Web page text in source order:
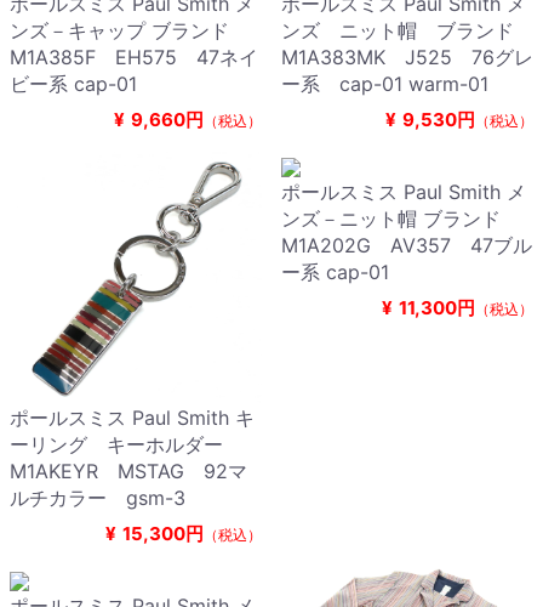
ンズ－キャップ ブランド
M1A385F EH575 47ネイ
ビー系 cap-01
¥ 9,660円 （税込）
ンズ ニット帽 ブランド
M1A383MK J525 76グレ
ー系 cap-01 warm-01
¥ 9,530円 （税込）
ポールスミス Paul Smith キ
ーリング キーホルダー
M1AKEYR MSTAG 92マ
ルチカラー gsm-3
¥ 15,300円 （税込）
ポールスミス Paul Smith メ
ンズ－ニット帽 ブランド
M1A202G AV357 47ブル
ー系 cap-01
¥ 11,300円 （税込）